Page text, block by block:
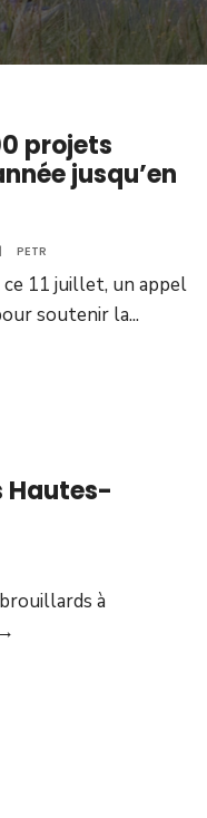
projets
jusqu’en
| PETR
ce 11 juillet, un appel
soutenir la...
Hautes-
à